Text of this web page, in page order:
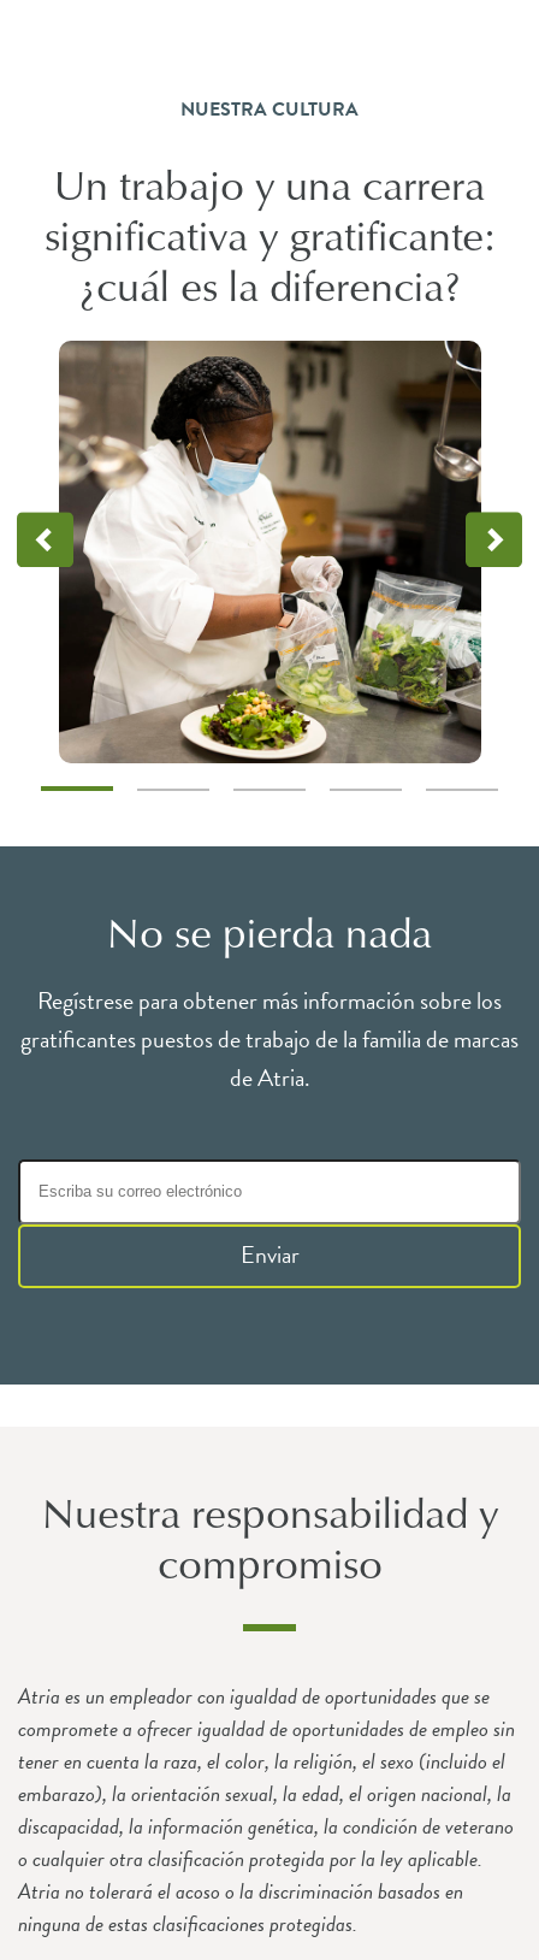
NUESTRA CULTURA
Un trabajo y una carrera
significativa y gratificante:
¿cuál es la diferencia?
No se pierda nada
Regístrese para obtener más información sobre los
gratificantes puestos de trabajo de la familia de marcas
de Atria.
Enviar
Nuestra responsabilidad y
compromiso
Atria es un empleador con igualdad de oportunidades que se
compromete a ofrecer igualdad de oportunidades de empleo sin
tener en cuenta la raza, el color, la religión, el sexo (incluido el
embarazo), la orientación sexual, la edad, el origen nacional, la
discapacidad, la información genética, la condición de veterano
o cualquier otra clasificación protegida por la ley aplicable.
Atria no tolerará el acoso o la discriminación basados en
ninguna de estas clasificaciones protegidas.